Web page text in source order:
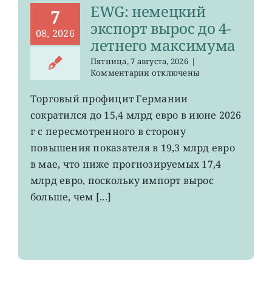
7
08, 2026
EWG: немецкий
экспорт вырос до 4-
летнего максимума
Пятница, 7 августа, 2026 |
Комментариик
EWG:
немецкий
экспорт
вырос
4-
летнего
отключены
Торговый профицит Германии
сократился до 15,4 млрд евро в июне 2026
г с пересмотренного в сторону
повышения показателя в 19,3 млрд евро
в мае, что ниже прогнозируемых 17,4
млрд евро, поскольку импорт вырос
больше, чем [...]